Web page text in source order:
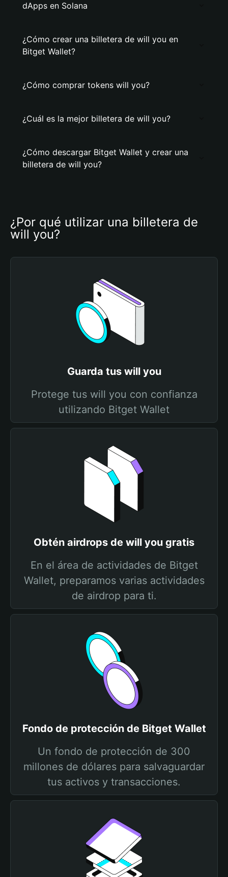
dApps en Solana
¿Cómo crear una billetera de will you en
Bitget Wallet?
¿Cómo comprar tokens will you?
¿Cuál es la mejor billetera de will you?
¿Cómo descargar Bitget Wallet y crear una
billetera de will you?
¿Por qué utilizar una billetera de
will you?
Guarda tus will you
Protege tus will you con confianza
utilizando Bitget Wallet
Obtén airdrops de will you gratis
En el área de actividades de Bitget
Wallet, preparamos varias actividades
de airdrop para ti.
Fondo de protección de Bitget Wallet
Un fondo de protección de 300
millones de dólares para salvaguardar
tus activos y transacciones.